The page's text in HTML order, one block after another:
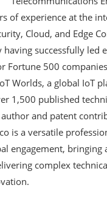
of experience at the
Cloud, and Edge
having successfully led
Fortune 500
Worlds, a global IoT
1,500 published
and patent
is a versatile
engagement, bringing
complex